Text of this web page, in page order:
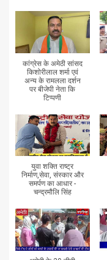
कांग्रेस के अमेठी सांसद
किशोरीलाल शर्मा एवं
अन्य के रामलला दर्शन
पर बीजेपी नेता कि
टिप्पणी
युवा शक्ति राष्ट्र
निर्माण,सेवा, संस्कार और
समर्पण का आधार -
चन्द्रमौलि सिंह